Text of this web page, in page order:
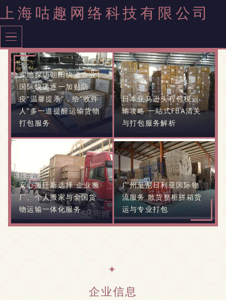
上海咕趣网络科技有限公司
实地探访朝阳快递企业|
国际快递逐一加贴防
疫“温馨提示”，给“收件
人”多一道提醒运输货物
打包服务
日本亚马逊头程包税运
输攻略 一站式FBA清关
与打包服务解析
安心搬迁新选择 企业搬
厂、个人搬家与全国货
物运输一体化服务
广州至尼日利亚国际物
流服务 散货整柜拼箱货
运与专业打包
企业信息